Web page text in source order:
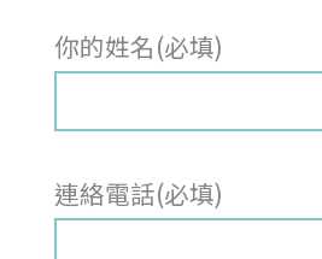
你的姓名(必填)
連絡電話(必填)